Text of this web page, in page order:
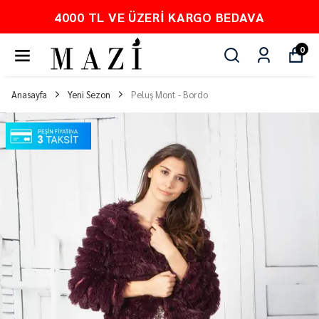
4000 TL VE ÜZERI KARGO BEDAVA
0
Anasayfa Yeni Sezon Peluş Mont - Bordo